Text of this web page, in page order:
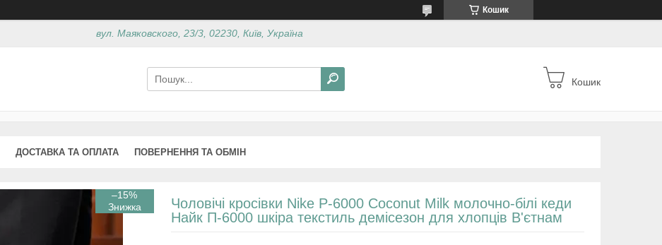
Кошик
вул. Маяковского, 23/3, 02230, Київ, Україна
Кошик
ДОСТАВКА ТА ОПЛАТА ПОВЕРНЕННЯ ТА ОБМІН
–15%
Чоловічі кросівки Nike P-6000 Coconut Milk молочно-білі кеди
Найк П-6000 шкіра текстиль демісезон для хлопців В'єтнам